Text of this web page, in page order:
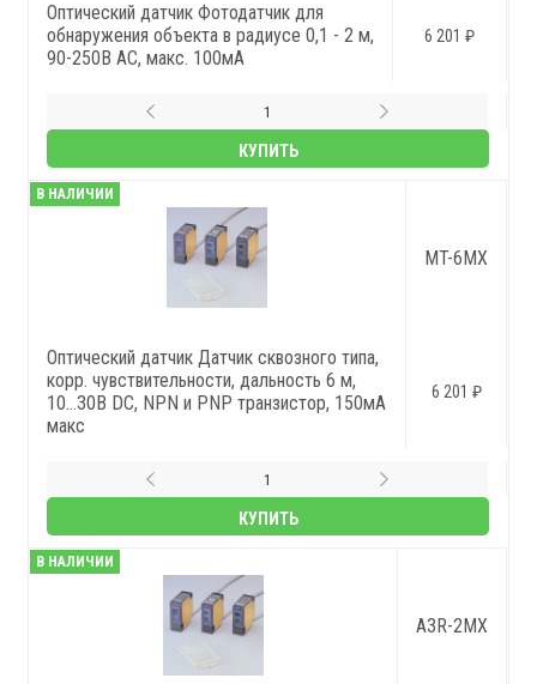
Оптический датчик Фотодатчик для
обнаружения объекта в радиусе 0,1 - 2 м,
90-250В AC, макс. 100мА
6 201 ₽
КУПИТЬ
В НАЛИЧИИ
MT-6MX
Оптический датчик Датчик сквозного типа,
корр. чувствительности, дальность 6 м,
10…30В DC, NPN и PNP транзистор, 150мА
макс
6 201 ₽
КУПИТЬ
В НАЛИЧИИ
A3R-2MX